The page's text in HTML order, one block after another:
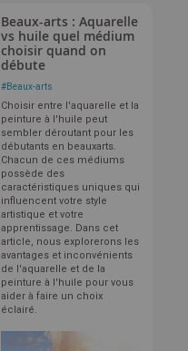
Beaux-arts : Aquarelle
vs huile quel médium
choisir quand on
débute
#Beaux-arts
Choisir entre l'aquarelle et la
peinture à l'huile peut
sembler déroutant pour les
débutants en beauxarts.
Chacun de ces médiums
possède des
caractéristiques uniques qui
influencent votre style
artistique et votre
apprentissage. Dans cet
article, nous explorerons les
avantages et inconvénients
de l'aquarelle et de la
peinture à l'huile pour vous
aider à faire un choix
éclairé.